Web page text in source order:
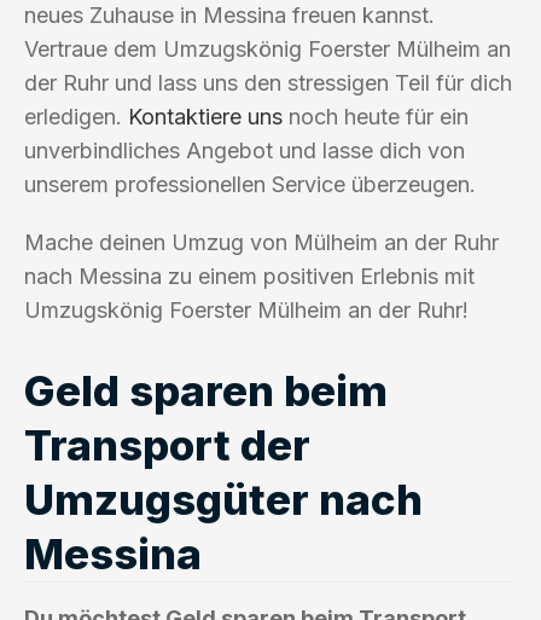
neues Zuhause in Messina freuen kannst.
Vertraue dem Umzugskönig Foerster Mülheim an
der Ruhr und lass uns den stressigen Teil für dich
erledigen. Kontaktiere uns noch heute für ein
unverbindliches Angebot und lasse dich von
unserem professionellen Service überzeugen.
Mache deinen Umzug von Mülheim an der Ruhr
nach Messina zu einem positiven Erlebnis mit
Umzugskönig Foerster Mülheim an der Ruhr!
Geld sparen beim
Transport der
Umzugsgüter nach
Messina